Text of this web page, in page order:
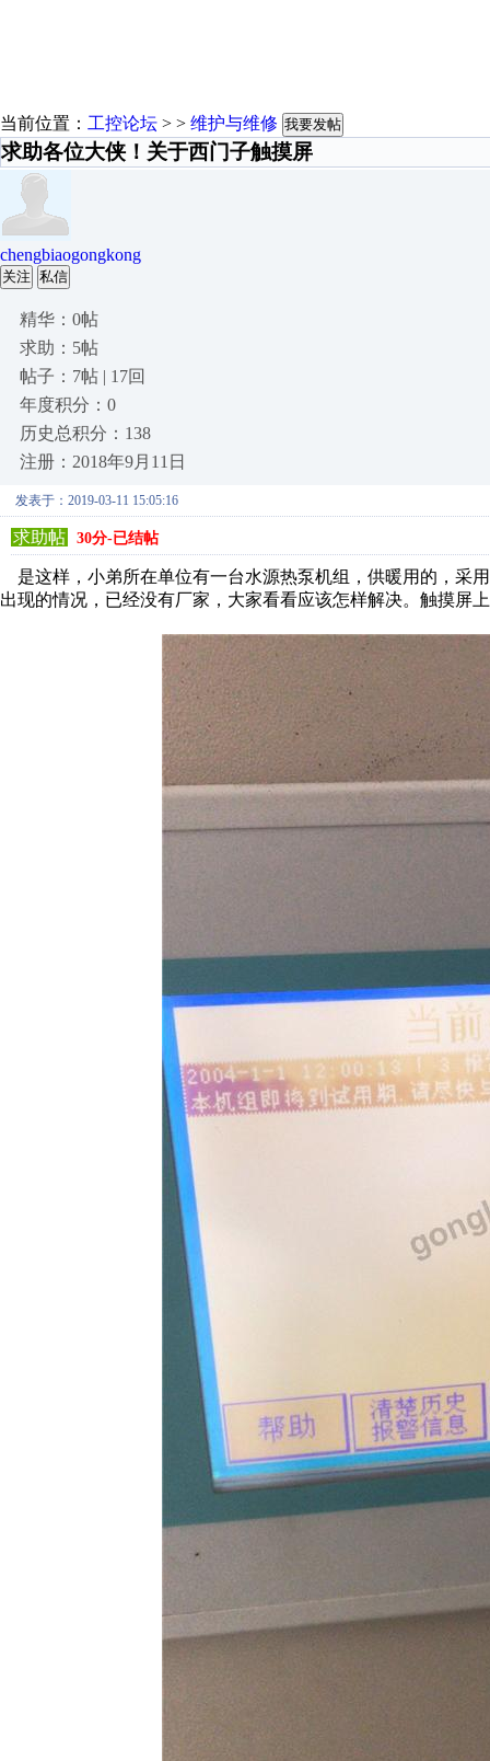
当前位置： 工控论坛 > > 维护与维修 我要发帖
求助各位大侠！关于西门子触摸屏
chengbiaogongkong
关注 私信
精华：0帖
求助：5帖
帖子：7帖 | 17回
年度积分：0
历史总积分：138
注册：2018年9月11日
发表于：2019-03-11 15:05:16
求助帖 30分-已结帖
是这样，小弟所在单位有一台水源热泵机组，供暖用的，采
出现的情况，已经没有厂家，大家看看应该怎样解决。触摸屏